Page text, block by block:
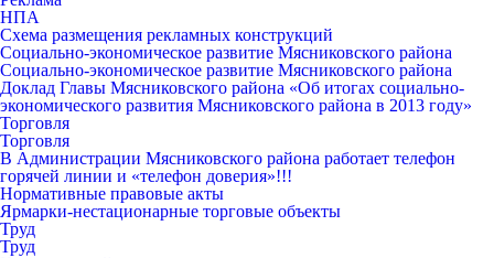
НПА
Схема размещения рекламных конструкций
Социально-экономическое развитие Мясниковского района
Социально-экономическое развитие Мясниковского района
Доклад Главы Мясниковского района «Об итогах социально-
экономического развития Мясниковского района в 2013 году»
Торговля
Торговля
В Администрации Мясниковского района работает телефон
горячей линии и «телефон доверия»!!!
Нормативные правовые акты
Ярмарки-нестационарные торговые объекты
Труд
Труд